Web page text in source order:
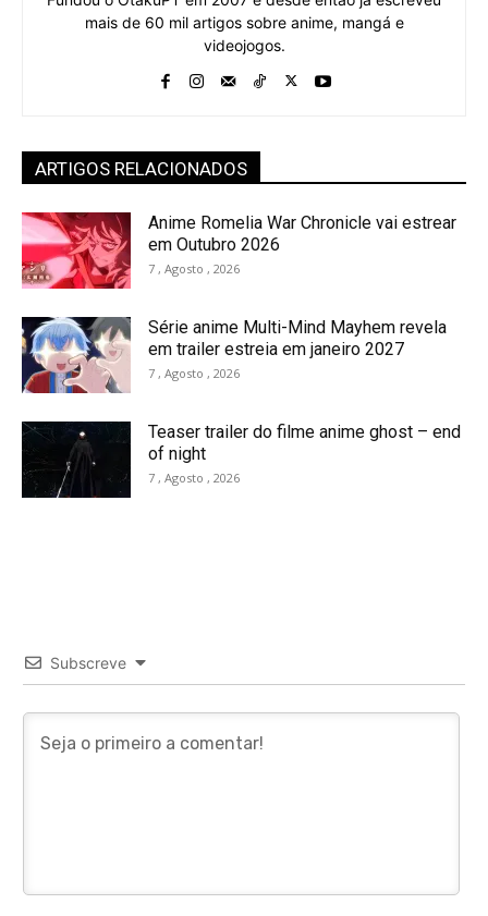
mais de 60 mil artigos sobre anime, mangá e
videojogos.
ARTIGOS RELACIONADOS
Anime Romelia War Chronicle vai estrear
em Outubro 2026
7 , Agosto , 2026
Série anime Multi-Mind Mayhem revela
em trailer estreia em janeiro 2027
7 , Agosto , 2026
Teaser trailer do filme anime ghost – end
of night
7 , Agosto , 2026
Subscreve